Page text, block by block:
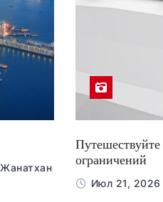
ограничений
Июл 21, 2026